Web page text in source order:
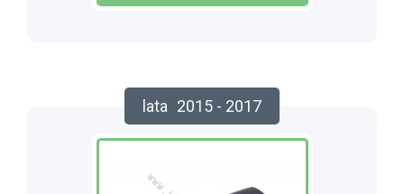
lata 2015 - 2017